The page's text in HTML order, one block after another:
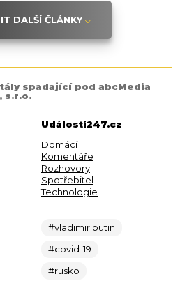
DALŠÍ ČLÁNKY
spadající pod abcMedia
s.r.o.
Události247.cz
Domácí
Komentáře
Rozhovory
Spotřebitel
Technologie
#vladimir putin
#covid-19
#rusko